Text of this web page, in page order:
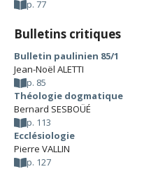
p. 77
Bulletins critiques
Bulletin paulinien 85/1
Jean-Noël ALETTI
p. 85
Théologie dogmatique
Bernard SESBOÜÉ
p. 113
Ecclésiologie
Pierre VALLIN
p. 127